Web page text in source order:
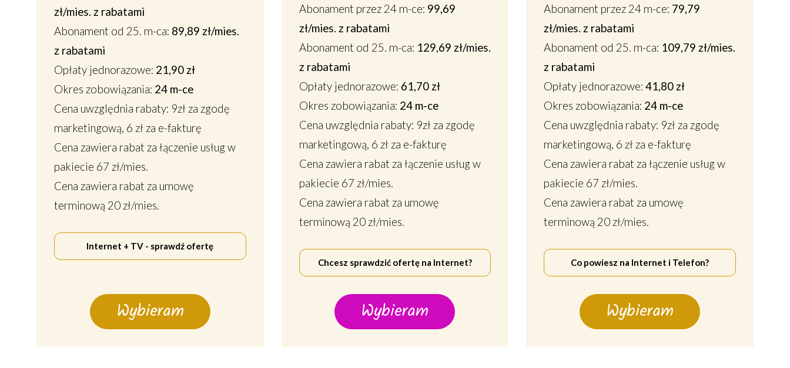
zł/mies. z rabatami
Abonament od 25. m-ca: 89,89 zł/mies.
z rabatami
Opłaty jednorazowe: 21,90 zł
Okres zobowiązania: 24 m-ce
Cena uwzględnia rabaty: 9zł za zgodę
marketingową, 6 zł za e-fakturę
Cena zawiera rabat za łączenie usług w
pakiecie 67 zł/mies.
Cena zawiera rabat za umowę
terminową 20 zł/mies.
Internet + TV - sprawdź ofertę
Wybieram
Abonament przez 24 m-ce: 99,69
zł/mies. z rabatami
Abonament od 25. m-ca: 129,69 zł/mies.
z rabatami
Opłaty jednorazowe: 61,70 zł
Okres zobowiązania: 24 m-ce
Cena uwzględnia rabaty: 9zł za zgodę
marketingową, 6 zł za e-fakturę
Cena zawiera rabat za łączenie usług w
pakiecie 67 zł/mies.
Cena zawiera rabat za umowę
terminową 20 zł/mies.
Chcesz sprawdzić ofertę na Internet?
Wybieram
Abonament przez 24 m-ce: 79,79
zł/mies. z rabatami
Abonament od 25. m-ca: 109,79 zł/mies.
z rabatami
Opłaty jednorazowe: 41,80 zł
Okres zobowiązania: 24 m-ce
Cena uwzględnia rabaty: 9zł za zgodę
marketingową, 6 zł za e-fakturę
Cena zawiera rabat za łączenie usług w
pakiecie 67 zł/mies.
Cena zawiera rabat za umowę
terminową 20 zł/mies.
Co powiesz na Internet i Telefon?
Wybieram